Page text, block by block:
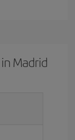
Madrid